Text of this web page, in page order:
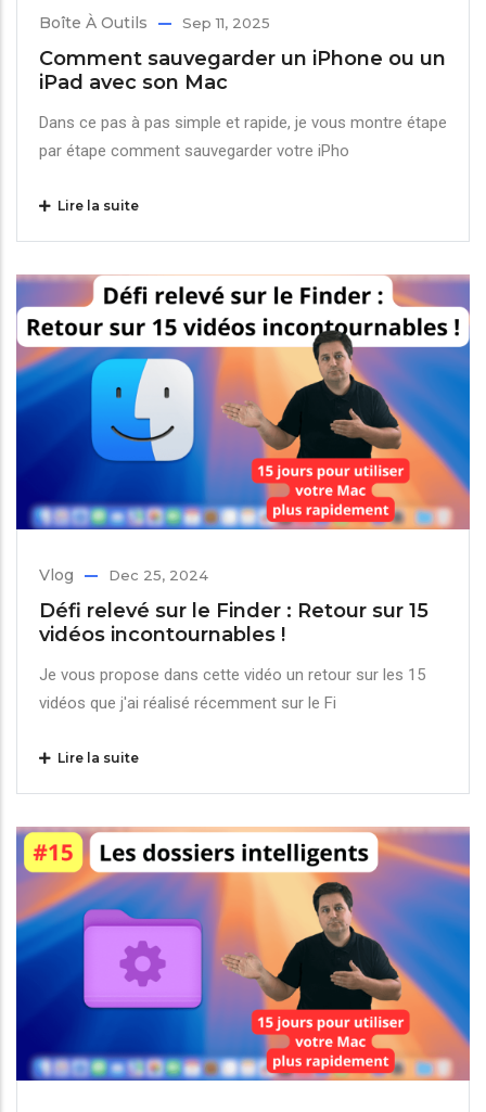
Boîte À Outils Sep 11, 2025
Comment sauvegarder un iPhone ou un
iPad avec son Mac
Dans ce pas à pas simple et rapide, je vous montre étape
par étape comment sauvegarder votre iPho
Lire la suite
Vlog Dec 25, 2024
Défi relevé sur le Finder : Retour sur 15
vidéos incontournables !
Je vous propose dans cette vidéo un retour sur les 15
vidéos que j'ai réalisé récemment sur le Fi
Lire la suite